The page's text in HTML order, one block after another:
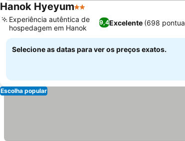
Hanok Hyeyum2 Estrelas
9,4Excelente (698
Experiência autêntica de
hospedagem em Hanok
Selecione as datas para ver os preços exatos.
Escolha popular